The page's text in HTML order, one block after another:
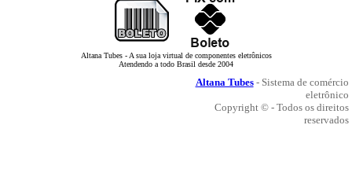
Altana Tubes - A sua loja virtual de componentes eletrônicos
Atendendo a todo Brasil desde 2004
Altana Tubes- Sistema de comércio
eletrônico
Copyright © - Todos os direitos
reservados